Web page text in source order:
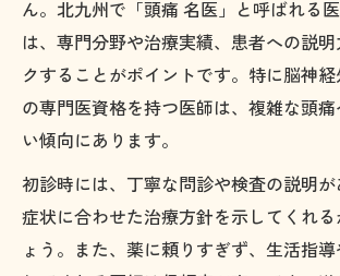
ん。北九州で「頭痛 名医」と呼ばれる
は、専門分野や治療実績、患者への説
クすることがポイントです。特に脳神
の専門医資格を持つ医師は、複雑な頭
い傾向にあります。
初診時には、丁寧な問診や検査の説明
症状に合わせた治療方針を示してくれ
ょう。また、薬に頼りすぎず、生活指